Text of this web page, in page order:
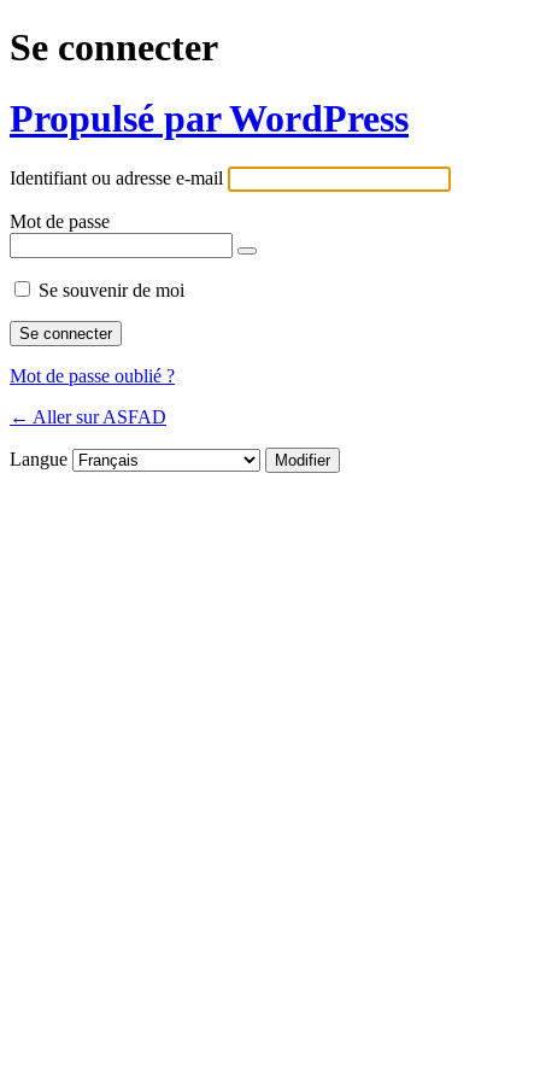
Se connecter
Propulsé par WordPress
Identifiant ou adresse e-mail
Mot de passe
Se souvenir de moi
Mot de passe oublié ?
← Aller sur ASFAD
Langue